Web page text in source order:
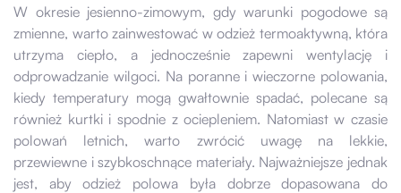
W okresie jesienno-zimowym, gdy warunki pogodowe są
zmienne, warto zainwestować w odzież termoaktywną, która
utrzyma ciepło, a jednocześnie zapewni wentylację i
odprowadzanie wilgoci. Na poranne i wieczorne polowania,
kiedy temperatury mogą gwałtownie spadać, polecane są
również kurtki i spodnie z ociepleniem. Natomiast w czasie
polowań letnich, warto zwrócić uwagę na lekkie,
przewiewne i szybkoschnące materiały. Najważniejsze jednak
jest, aby odzież polowa była dobrze dopasowana do